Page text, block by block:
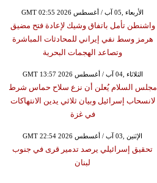
GMT 02:55 2026 الأربعاء ,05 آب / أغسطس
واشنطن تأمل باتفاق وشيك لإعادة فتح مضيق
هرمز وسط نفي إيراني للمحادثات المباشرة
وتصاعد الهجمات البحرية
GMT 13:57 2026 الثلاثاء ,04 آب / أغسطس
مجلس السلام يُعلن أن نزع سلاح حماس شرط
لانسحاب إسرائيل وبيان ثلاثي يدين الانتهاكات
في غزة
GMT 22:54 2026 الإثنين ,03 آب / أغسطس
تحقيق إسرائيلي يرصد تدمير قرى في جنوب
لبنان